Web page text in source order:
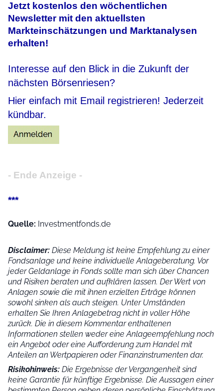
Jetzt kostenlos den wöchentlichen
Newsletter mit den aktuellsten
Markteinschätzungen und Marktanalysen
erhalten!
Interesse auf den Blick in die Zukunft der
nächsten Börsenriesen?
Hier einfach mit Email registrieren! Jederzeit
kündbar.
- Ende Anzeige -
***
Quelle: Investmentfonds.de
Disclaimer: Diese Meldung ist keine Empfehlung zu einer
Fondsanlage und keine individuelle Anlageberatung. Vor
jeder Geldanlage in Fonds sollte man sich über Chancen
und Risiken beraten und aufklären lassen. Der Wert von
Anlagen sowie die mit ihnen erzielten Erträge können
sowohl sinken als auch steigen. Unter Umständen
erhalten Sie Ihren Anlagebetrag nicht in voller Höhe
zurück. Die in diesem Kommentar enthaltenen
Informationen stellen weder eine Anlageempfehlung noch
ein Angebot oder eine Aufforderung zum Handel mit
Anteilen an Wertpapieren oder Finanzinstrumenten dar.
Risikohinweis: Die Ergebnisse der Vergangenheit sind
keine Garantie für künftige Ergebnisse. Die Aussagen einer